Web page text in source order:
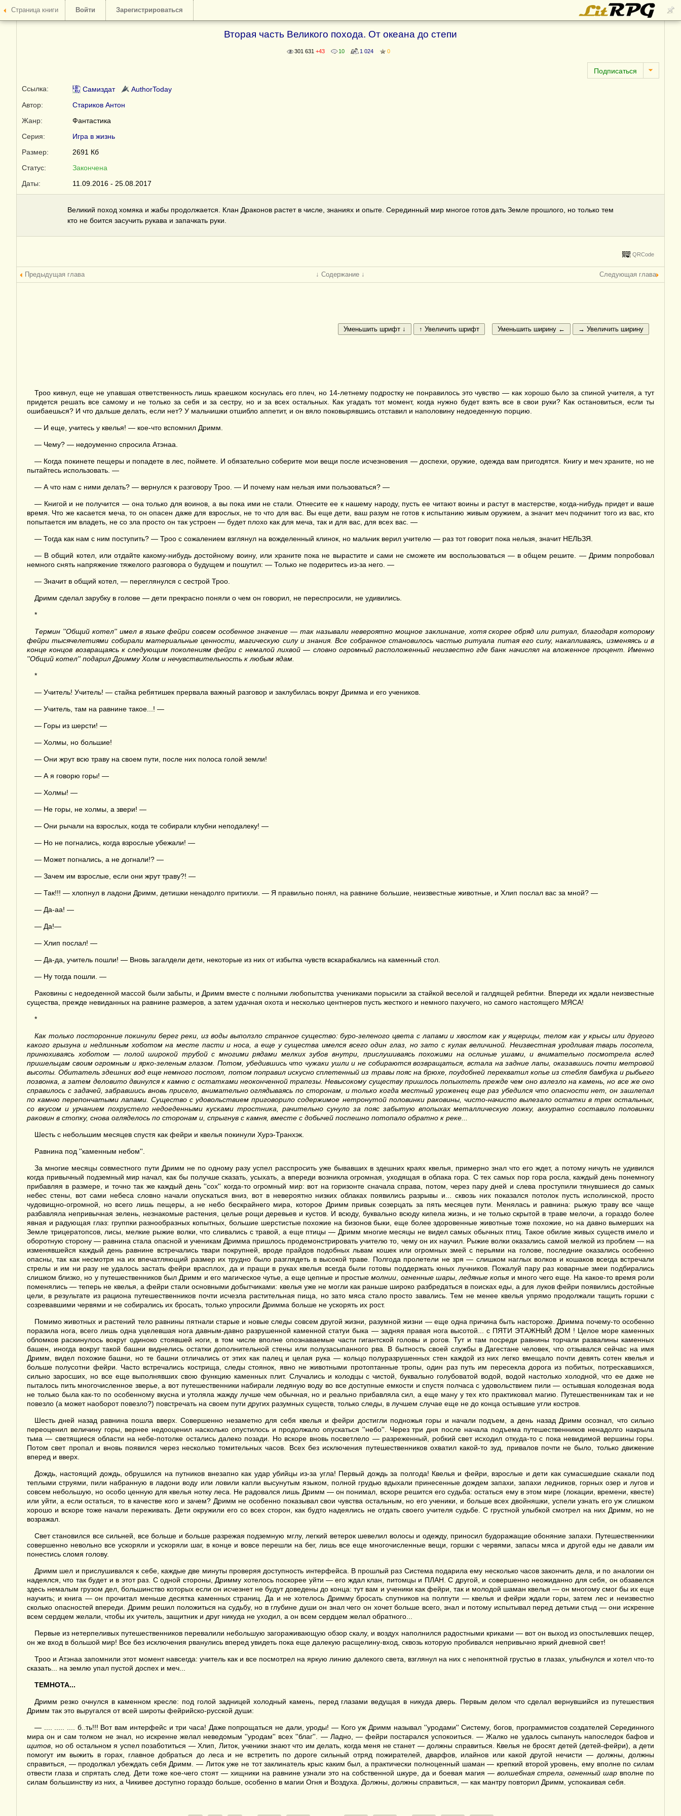
Страница книги Войти Зарегистрироваться
Вторая часть Великого похода. От океана до степи
301 631 +43 10 1 024 0
Ссылка: Самиздат
AuthorToday
Автор:
Стариков Антон
Жанр:
Фантастика
Серия:
Игра в жизнь
Размер:
2691 Кб
Статус:
Закончена
Даты:
11.09.2016 - 25.08.2017
Великий поход хомяка и жабы продолжается. Клан Драконов растет в числе, знаниях и опыте. Серединный мир многое готов дать Земле прошлого, но только тем
кто не боится засучить рукава и запачкать руки.
QRCode
Предыдущая глава ↓ Содержание ↓ Следующая глава
Троо кивнул, еще не упавшая ответственность лишь краешком коснулась его плеч, но 14-летнему подростку не понравилось это чувство — как хорошо было за спиной учителя, а тут
придется решать все самому и не только за себя и за сестру, но и за всех остальных. Как угадать тот момент, когда нужно будет взять все в свои руки? Как остановиться, если ты
ошибаешься? И что дальше делать, если нет? У мальчишки отшибло аппетит, и он вяло поковырявшись отставил и наполовину недоеденную порцию.
— И еще, учитесь у квелья! — кое-что вспомнил Дримм.
— Чему? — недоуменно спросила Атэнаа.
— Когда покинете пещеры и попадете в лес, поймете. И обязательно соберите мои вещи после исчезновения — доспехи, оружие, одежда вам пригодятся. Книгу и меч храните, но не
пытайтесь использовать. —
— А что нам с ними делать? — вернулся к разговору Троо. — И почему нам нельзя ими пользоваться? —
— Книгой и не получится — она только для воинов, а вы пока ими не стали. Отнесите ее к нашему народу, пусть ее читают воины и растут в мастерстве, когда-нибудь придет и ваше
время. Что же касается меча, то он опасен даже для взрослых, не то что для вас. Вы еще дети, ваш разум не готов к испытанию живым оружием, а значит меч подчинит того из вас, кто
попытается им владеть, не со зла просто он так устроен — будет плохо как для меча, так и для вас, для всех вас. —
— Тогда как нам с ним поступить? — Троо с сожалением взглянул на вожделенный клинок, но мальчик верил учителю — раз тот говорит пока нельзя, значит НЕЛЬЗЯ.
— В общий котел, или отдайте какому-нибудь достойному воину, или храните пока не вырастите и сами не сможете им воспользоваться — в общем решите. — Дримм попробовал
немного снять напряжение тяжелого разговора о будущем и пошутил: — Только не подеритесь из-за него. —
— Значит в общий котел, — переглянулся с сестрой Троо.
Дримм сделал зарубку в голове — дети прекрасно поняли о чем он говорил, не переспросили, не удивились.
*
Термин ''Общий котел'' имел в языке фейри совсем особенное значение — так называли невероятно мощное заклинание, хотя скорее обряд или ритуал, благодаря которому
фейри тысячелетиями собирали материальные ценности, магическую силу и знания. Все собранное становилось частью ритуала питая его силу, накапливаясь, изменяясь и в
конце концов возвращаясь к следующим поколениям фейри с немалой лихвой — словно огромный расположенный неизвестно где банк начислял на вложенное процент. Именно
''Общий котел'' подарил Дримму Холм и нечувствительность к любым ядам.
*
— Учитель! Учитель! — стайка ребятишек прервала важный разговор и заклубилась вокруг Дримма и его учеников.
— Учитель, там на равнине такое...! —
— Горы из шерсти! —
— Холмы, но большие!
— Они жрут всю траву на своем пути, после них полоса голой земли!
— А я говорю горы! —
— Холмы! —
— Не горы, не холмы, а звери! —
— Они рычали на взрослых, когда те собирали клубни неподалеку! —
— Но не погнались, когда взрослые убежали! —
— Может погнались, а не догнали!? —
— Зачем им взрослые, если они жрут траву?! —
— Так!!! — хлопнул в ладони Дримм, детишки ненадолго притихли. — Я правильно понял, на равнине большие, неизвестные животные, и Хлип послал вас за мной? —
— Да-аа! —
— Да!—
— Хлип послал! —
— Да-да, учитель пошли! — Вновь загалдели дети, некоторые из них от избытка чувств вскарабкались на каменный стол.
— Ну тогда пошли. —
Раковины с недоеденной массой были забыты, и Дримм вместе с полными любопытства учениками порысили за стайкой веселой и галдящей ребятни. Впереди их ждали неизвестные
существа, прежде невиданных на равнине размеров, а затем удачная охота и несколько центнеров пусть жесткого и немного пахучего, но самого настоящего МЯСА!
*
Как только посторонние покинули берег реки, из воды выползло странное существо: буро-зеленого цвета с лапами и хвостом как у ящерицы, телом как у крысы или другого
какого грызуна и недлинным хоботом на месте пасти и носа, а еще у существа имелся всего один глаз, но зато с кулак величиной. Неизвестная уродливая тварь посопела,
принюхиваясь хоботом — полой широкой трубой с многими рядами мелких зубов внутри, прислушиваясь похожими на ослиные ушами, и внимательно посмотрела вслед
пришельцам своим огромным и ярко-зеленым глазом. Потом, убедившись что чужаки ушли и не собираются возвращаться, встала на задние лапы, оказавшись почти метровой
высоты. Обитатель здешних вод еще немного постоял, потом поправил искусно сплетенный из травы пояс на брюхе, поудобней перехватил копье из стебля бамбука и рыбьего
позвонка, а затем деловито двинулся к камню с остатками неоконченной трапезы. Невысокому существу пришлось попыхтеть прежде чем оно взлезло на камень, но все же оно
справилось с задачей, забравшись вновь присело, внимательно оглядываясь по сторонам, и только когда местный уроженец еще раз убедился что опасности нет, он зашлепал
по камню перепончатыми лапами. Существо с удовольствием приговорило содержимое нетронутой половинки раковины, чисто-начисто вылезало остатки в трех остальных,
со вкусом и урчанием похрустело недоеденными кусками тростника, рачительно сунуло за пояс забытую впопыхах металлическую ложку, аккуратно составило половинки
раковин в стопку, снова огляделось по сторонам и, спрыгнув с камня, вместе с добычей поспешно потопало обратно к реке...
Шесть с небольшим месяцев спустя как фейри и квелья покинули Хурэ-Транхэк.
Равнина под ''каменным небом''.
За многие месяцы совместного пути Дримм не по одному разу успел расспросить уже бывавших в здешних краях квелья, примерно знал что его ждет, а потому ничуть не удивился
когда привычный подземный мир начал, как бы получше сказать, усыхать, а впереди возникла огромная, уходящая в облака гора. С тех самых пор гора росла, каждый день понемногу
прибавляя в размере, и точно так же каждый день ''сох'' когда-то огромный мир: вот на горизонте сначала справа, потом, через пару дней и слева проступили тянувшиеся до самых
небес стены, вот сами небеса словно начали опускаться вниз, вот в невероятно низких облаках появились разрывы и... сквозь них показался потолок пусть исполинской, просто
чудовищно-огромной, но всего лишь пещеры, а не небо бескрайнего мира, которое Дримм привык созерцать за пять месяцев пути. Менялась и равнина: рыжую траву все чаще
разбавляла непривычная зелень, незнакомые растения, целые рощи деревьев и кустов. И всюду, буквально всюду кипела жизнь, и не только скрытой в траве мелочи, а гораздо более
явная и радующая глаз: группки разнообразных копытных, большие шерстистые похожие на бизонов быки, еще более здоровенные животные тоже похожие, но на давно вымерших на
Земле трицератопсов, лисы, мелкие рыжие волки, что сливались с травой, а еще птицы — Дримм многие месяцы не видел самых обычных птиц. Такое обилие живых существ имело и
оборотную сторону — равнина стала опасной и ученикам Дримма пришлось продемонстрировать учителю то, чему он их научил. Рыжие волки оказались самой мелкой из проблем — на
изменявшейся каждый день равнине встречались твари покрупней, вроде прайдов подобных львам кошек или огромных змей с перьями на голове, последние оказались особенно
опасны, так как несмотря на их впечатляющий размер их трудно было разглядеть в высокой траве. Полгода пролетели не зря — слишком наглых волков и кошаков всегда встречали
стрелы и им ни разу не удалось застать фейри врасплох, да и пращи в руках квелья всегда были готовы поддержать юных лучников. Пожалуй пару раз коварные змеи подбирались
слишком близко, но у путешественников был Дримм и его магическое чутье, а еще цепные и простыемолнии огненные шары,ледяные копьяи много чего еще. На какое-то время роли
поменялись — теперь не квелья, а фейри стали основными добытчиками: квелья уже не могли как раньше широко разбредаться в поисках еды, а для луков фейри появились достойные
цели, в результате из рациона путешественников почти исчезла растительная пища, но зато мяса стало просто завались. Тем не менее квелья упрямо продолжали тащить горшки с
созревавшими червями и не собирались их бросать, только упросили Дримма больше не ускорять их рост.
Помимо животных и растений тело равнины пятнали старые и новые следы совсем другой жизни, разумной жизни — еще одна причина быть настороже. Дримма почему-то особенно
поразила нога, всего лишь одна уцелевшая нога давным-давно разрушенной каменной статуи быка — задняя правая нога высотой... с ПЯТИ ЭТАЖНЫЙ ДОМ ! Целое море каменных
обломков раскинулось вокруг одиноко стоявшей ноги, в том числе вполне опознаваемые части гигантской головы и рогов. Тут и там посреди равнины торчали развалины каменных
башен, иногда вокруг такой башни виднелись остатки дополнительной стены или полузасыпанного рва. В бытность своей службы в Дагестане человек, что отзывался сейчас на имя
Дримм, видел похожие башни, но те башни отличались от этих как палец и целая рука — кольцо полуразрушенных стен каждой из них легко вмещало почти девять сотен квелья и
больше полусотни фейри. Часто встречались кострища, следы стоянок, явно не животными протоптанные тропы, один раз путь им пересекла дорога из побитых, потрескавшихся,
сильно заросших, но все еще выполнявших свою функцию каменных плит. Случались и колодцы с чистой, буквально голубоватой водой, водой настолько холодной, что ее даже не
пыталось пить многочисленное зверье, а вот путешественники набирали ледяную воду во все доступные емкости и спустя полчаса с удовольствием пили — остывшая колодезная вода
не только была как-то по особенному вкусна и утоляла жажду лучше чем обычная, но и реально прибавляла сил, а еще ману у тех кто практиковал магию. Путешественникам так и не
повезло (а может наоборот повезло?) повстречать на своем пути других разумных существ, только следы, в лучшем случае еще не до конца остывшие угли костров.
Шесть дней назад равнина пошла вверх. Совершенно незаметно для себя квелья и фейри достигли подножья горы и начали подъем, а день назад Дримм осознал, что сильно
переоценил величину горы, вернее недооценил насколько опустилось и продолжало опускаться ''небо''. Через три дня после начала подъема путешественников ненадолго накрыла
тьма — светящиеся области на небе-потолке остались далеко позади. Но вскоре вновь посветлело — разреженный, робкий свет исходил откуда-то с пока невидимой вершины горы.
Потом свет пропал и вновь появился через несколько томительных часов. Всех без исключения путешественников охватил какой-то зуд, привалов почти не было, только движение
вперед и вверх.
Дождь, настоящий дождь, обрушился на путников внезапно как удар убийцы из-за угла! Первый дождь за полгода! Квелья и фейри, взрослые и дети как сумасшедшие скакали под
теплыми струями, пили набранную в ладони воду или ловили капли высунутым языком, полной грудью вдыхали принесенные дождем запахи, запахи ледников, горных озер и лугов и
совсем небольшую, но особо ценную для квелья нотку леса. Не радовался лишь Дримм — он понимал, вскоре решится его судьба: остаться ему в этом мире (локации, времени, квесте)
или уйти, а если остаться, то в качестве кого и зачем? Дримм не особенно показывал свои чувства остальным, но его ученики, и больше всех двойняшки, успели узнать его уж слишком
хорошо и вскоре тоже начали переживать. Дети окружили его со всех сторон, как будто надеялись не отдать своего учителя судьбе. С грустной улыбкой смотрел на них Дримм, но не
возражал.
Свет становился все сильней, все больше и больше разрежая подземную мглу, легкий ветерок шевелил волосы и одежду, приносил будоражащие обоняние запахи. Путешественники
совершенно невольно все ускоряли и ускоряли шаг, в конце и вовсе перешли на бег, лишь все еще многочисленные вещи, горшки с червями, запасы мяса и другой еды не давали им
понестись сломя голову.
Дримм шел и прислушивался к себе, каждые две минуты проверяя доступность интерфейса. В прошлый раз Система подарила ему несколько часов закончить дела, и по аналогии он
надеялся, что так будет и в этот раз. С одной стороны, Дримму хотелось поскорее уйти — его ждал клан, питомцы и ПЛАН. С другой, и совершенно неожиданно для себя, он обзавелся
здесь немалым грузом дел, большинство которых если он исчезнет не будут доведены до конца: тут вам и ученики как фейри, так и молодой шаман квелья — он многому смог бы их еще
научить; и книга — он прочитал меньше десятка каменных страниц. Да и не хотелось Дримму бросать спутников на полпути — квелья и фейри ждали горы, затем лес и неизвестно
сколько опасностей впереди. Дримм решил положиться на судьбу, но в глубине души он знал чего он хочет больше всего, знал и потому испытывал перед детьми стыд — они искренне
всем сердцем желали, чтобы их учитель, защитник и друг никуда не уходил, а он всем сердцем желал обратного...
Первые из нетерпеливых путешественников перевалили небольшую загораживающую обзор скалу, и воздух наполнился радостными криками — вот он выход из опостылевших пещер,
он же вход в большой мир! Все без исключения рванулись вперед увидеть пока еще далекую расщелину-вход, сквозь которую пробивался непривычно яркий дневной свет!
Троо и Атэнаа запомнили этот момент навсегда: учитель как и все посмотрел на яркую линию далекого света, взглянул на них с непонятной грустью в глазах, улыбнулся и хотел что-то
сказать... на землю упал пустой доспех и меч...
ТЕМНОТА...
Дримм резко очнулся в каменном кресле: под голой задницей холодный камень, перед глазами ведущая в никуда дверь. Первым делом что сделал вернувшийся из путешествия
Дримм так это выругался от всей широты фейрийско-русской души:
— .... ..... .... б..ть!!! Вот вам интерфейс и три часа! Даже попрощаться не дали, уроды! — Кого уж Дримм называл ''уродами'' Систему, богов, программистов создателей Серединного
мира он и сам толком не знал, но искренне желал неведомым ''уродам'' всех ''благ''. — Ладно, — фейри постарался успокоиться. — Жалко не удалось сыпануть напоследок бафов и
щитов , но об остальном я успел позаботиться — Хлип, Литок, ученики знают что им делать, когда меня не станет — должны справиться. Квелья не бросят детей (детей-фейри), а дети
помогут им выжить в горах, главное добраться до леса и не встретить по дороге сильный отряд пожирателей, дварфов, илайнов или какой другой нечисти — должны, должны
справиться, — продолжал убеждать себя Дримм. — Литок уже не тот заклинатель крыс каким был, а практически полноценный шаман — крепкий второй уровень, ему вполне по силам
отвести глаза и спрятать след. Дети тоже кое-чего стоят — хищники на равнине узнали это на собственной шкуре, да и боевая магия — волшебная стрела огненный шар вполне по
силам большинству из них, а Чикивее доступно гораздо больше, особенно в магии Огня и Воздуха. Должны, должны справиться, — как мантру повторил Дримм, успокаивая себя.